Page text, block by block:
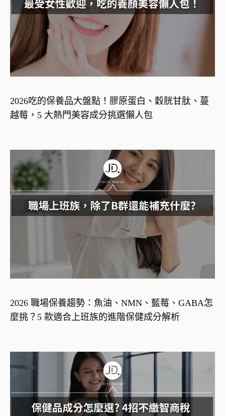
2026吃的保養品大盤點！膠原蛋白、穀胱甘肽、蔓
越莓，5 大熱門美容成分挑選懶人包
2026 職場保養趨勢：魚油、NMN、藍莓、GABA怎
麼挑？5 款適合上班族的進階保健成分解析